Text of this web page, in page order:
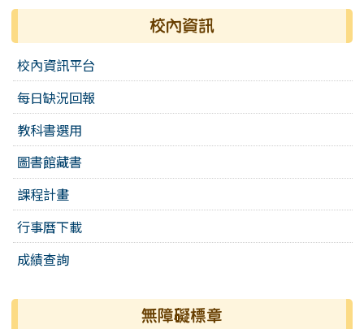
校內資訊
校內資訊平台
每日缺況回報
教科書選用
圖書館藏書
課程計畫
行事曆下載
成績查詢
無障礙標章